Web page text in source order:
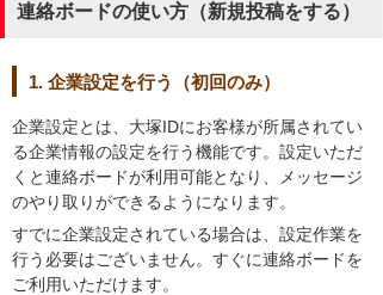
連絡ボードの使い方（新規投稿をする）
1. 企業設定を行う（初回のみ）
企業設定とは、大塚IDにお客様が所属されてい
る企業情報の設定を行う機能です。設定いただ
くと連絡ボードが利用可能となり、メッセージ
のやり取りができるようになります。
すでに企業設定されている場合は、設定作業を
行う必要はございません。すぐに連絡ボードを
ご利用いただけます。